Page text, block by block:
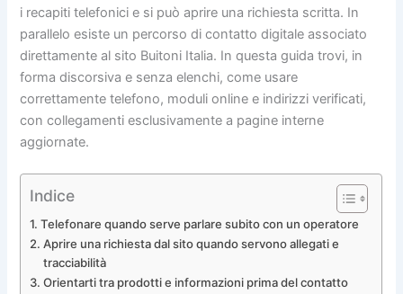
i recapiti telefonici e si può aprire una richiesta scritta. In
parallelo esiste un percorso di contatto digitale associato
direttamente al sito Buitoni Italia. In questa guida trovi, in
forma discorsiva e senza elenchi, come usare
correttamente telefono, moduli online e indirizzi verificati,
con collegamenti esclusivamente a pagine interne
aggiornate.
Indice
Telefonare quando serve parlare subito con un operatore
Aprire una richiesta dal sito quando servono allegati e
tracciabilità
Orientarti tra prodotti e informazioni prima del contatto